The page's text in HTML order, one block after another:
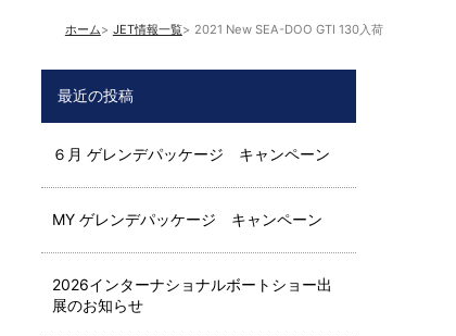
ホーム JET情報一覧 2021 New SEA-DOO GTI 130入荷
最近の投稿
６月 ゲレンデパッケージ キャンペーン
MY ゲレンデパッケージ キャンペーン
2026インターナショナルボートショー出
展のお知らせ